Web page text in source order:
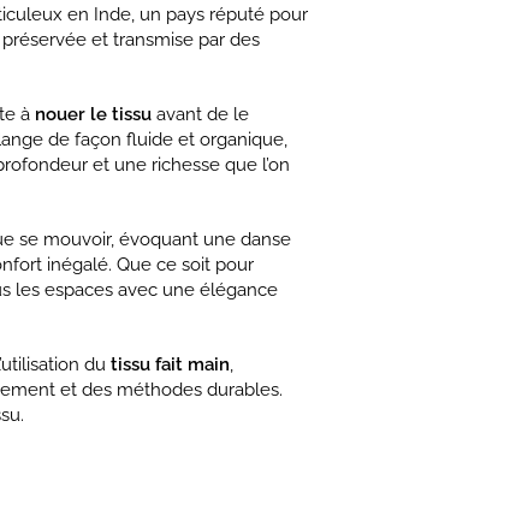
en Inde, un pays réputé pour
et transmise par des
à nouer le tissu avant de le
de façon fluide et organique,
et une richesse que l’on
se mouvoir, évoquant une danse
inégalé. Que ce soit pour
les espaces avec une élégance
du tissu fait main,
et des méthodes durables.